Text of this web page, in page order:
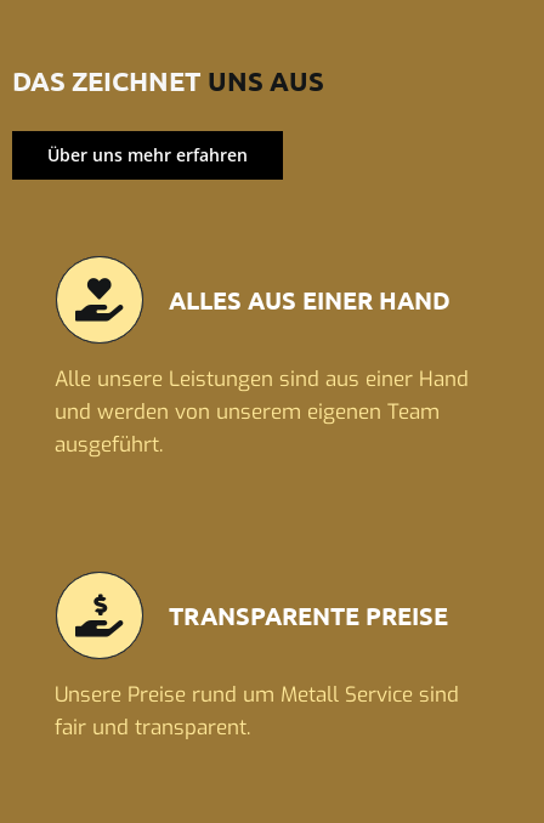
DAS ZEICHNET UNS AUS
Über uns mehr erfahren
ALLES AUS EINER HAND
Alle unsere Leistungen sind aus einer Hand
und werden von unserem eigenen Team
ausgeführt.
TRANSPARENTE PREISE
Unsere Preise rund um Metall Service sind
fair und transparent.